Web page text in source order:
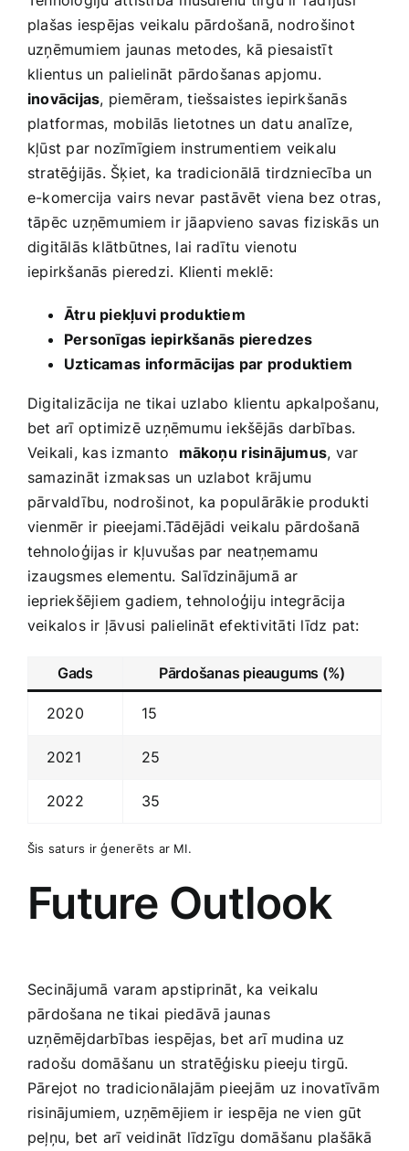
plašas iespējas ‌veikalu pārdošanā, nodrošinot
uzņēmumiem‌ jaunas ⁢metodes, kā piesaistīt
klientus un palielināt pārdošanas apjomu.
inovācijas, piemēram,​ tiešsaistes iepirkšanās⁢
platformas, mobilās​ lietotnes un datu analīze,
kļūst par‍ nozīmīgiem‌ instrumentiem ⁤veikalu
stratēģijās. Šķiet, ka tradicionālā ⁤tirdzniecība un⁣
e-komercija vairs nevar pastāvēt viena bez otras,
tāpēc uzņēmumiem⁤ ir jāapvieno savas fiziskās​ un
digitālās klātbūtnes, lai radītu vienotu
iepirkšanās ⁢pieredzi. Klienti meklē:
Ātru piekļuvi produktiem
Personīgas iepirkšanās pieredzes
Uzticamas ⁤informācijas par produktiem
Digitalizācija⁤ ne tikai uzlabo klientu apkalpošanu,
bet arī optimizē ​uzņēmumu ⁢iekšējās ⁢darbības.
‍Veikali, kas⁤ izmanto ‌ mākoņu⁤ risinājumus, var
samazināt izmaksas ⁣un⁤ uzlabot krājumu
pārvaldību, nodrošinot, ka populārākie produkti
vienmēr ir pieejami.Tādējādi veikalu ​pārdošanā
tehnoloģijas ir kļuvušas par neatņemamu‍
izaugsmes elementu. ​Salīdzinājumā ar
iepriekšējiem gadiem, tehnoloģiju integrācija
veikalos ir ļāvusi palielināt efektivitāti līdz pat:
Gads Pārdošanas ‍pieaugums (%)
2020 15
2021 25
2022 35
Šis saturs ‌ir ģenerēts ar MI.
Future Outlook
Secinājumā varam apstiprināt, ka ‍veikalu
pārdošana ne tikai piedāvā jaunas
uzņēmējdarbības iespējas, ⁢bet arī mudina uz
radošu domāšanu un ​stratēģisku pieeju tirgū.
Pārejot no tradicionālajām pieejām ⁤uz ‌inovatīvām
risinājumiem, uzņēmējiem ir iespēja ne‌ vien gūt
peļņu, bet arī‌ veidināt līdzīgu domāšanu plašākā‍